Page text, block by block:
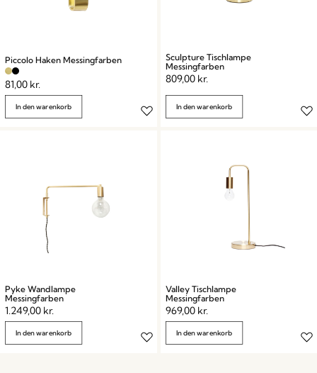
Piccolo Haken Messingfarben
81,00 kr.
In den warenkorb
Sculpture Tischlampe
Messingfarben
809,00 kr.
In den warenkorb
Pyke Wandlampe
Messingfarben
1.249,00 kr.
In den warenkorb
Valley Tischlampe
Messingfarben
969,00 kr.
In den warenkorb